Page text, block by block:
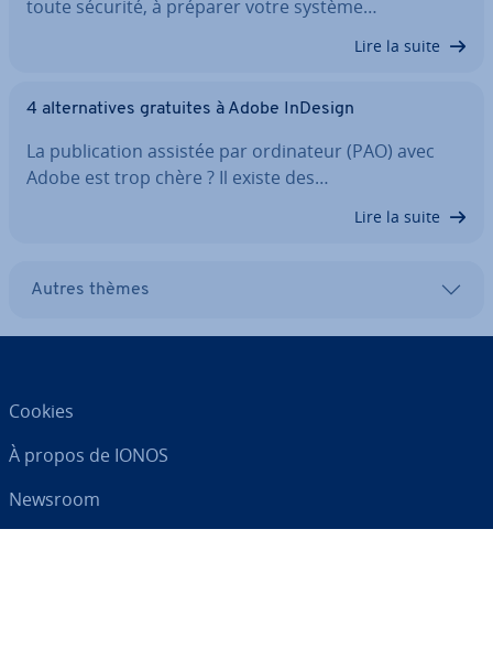
toute sécurité, à préparer votre système…
Lire la suite
4 al­ter­na­tives gratuites à Adobe InDesign
La pu­bli­ca­tion assistée par or­di­na­teur (PAO) avec
Adobe est trop chère ? Il existe des…
Lire la suite
Autres thèmes
Cookies
À propos de IONOS
Newsroom